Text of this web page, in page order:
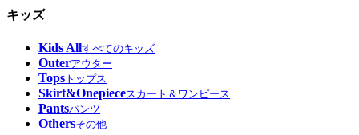
キッズ
Kids Allすべてのキッズ
Outerアウター
Tops トップス
Skirt&Onepieceスカート＆ワンピース
Pantsパンツ
Othersその他